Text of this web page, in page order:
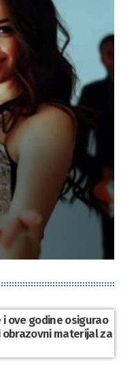
i ove godine osigurao
materijal za